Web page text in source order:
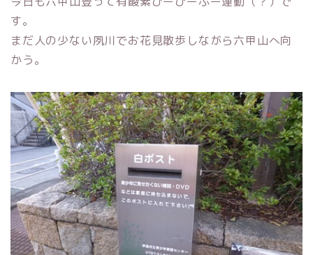
す。
まだ人の少ない夙川でお花見散歩しながら六甲山へ向
かう。